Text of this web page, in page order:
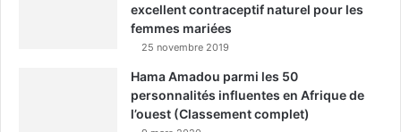
excellent contraceptif naturel pour les
femmes mariées
25 novembre 2019
Hama Amadou parmi les 50
personnalités influentes en Afrique de
l’ouest (Classement complet)